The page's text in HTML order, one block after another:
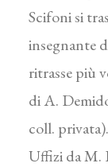
Scifoni si
insegnante
ritrasse più
di A.
coll.
Uffizi da M.